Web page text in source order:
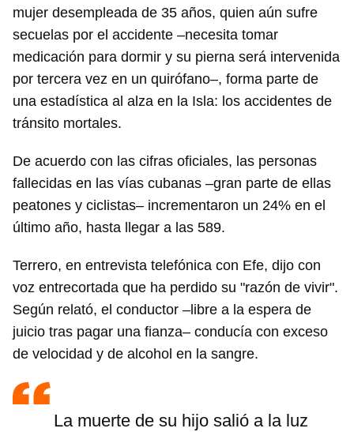
mujer desempleada de 35 años, quien aún sufre
secuelas por el accidente –necesita tomar
medicación para dormir y su pierna será intervenida
por tercera vez en un quirófano–, forma parte de
una estadística al alza en la Isla: los accidentes de
tránsito mortales.
De acuerdo con las cifras oficiales, las personas
fallecidas en las vías cubanas –gran parte de ellas
peatones y ciclistas– incrementaron un 24% en el
último año, hasta llegar a las 589.
Terrero, en entrevista telefónica con Efe, dijo con
voz entrecortada que ha perdido su "razón de vivir".
Según relató, el conductor –libre a la espera de
juicio tras pagar una fianza– conducía con exceso
de velocidad y de alcohol en la sangre.
La muerte de su hijo salió a la luz